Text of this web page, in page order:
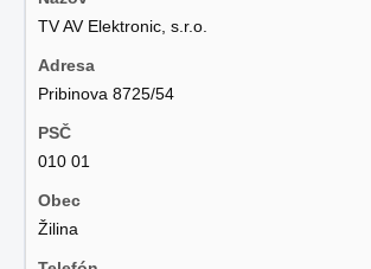
TV AV Elektronic, s.r.o.
Pribinova 8725/54
010 01
Žilina